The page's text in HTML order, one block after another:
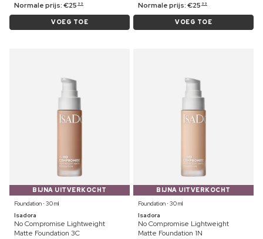
Normale prijs:€25 99
VOEG TOE
Normale prijs:€25 99
VOEG TOE
BIJNA UITVERKOCHT
Foundation ⋅ 30 ml
Isadora
No Compromise Lightweight
Matte Foundation 3C
BIJNA UITVERKOCHT
Foundation ⋅ 30 ml
Isadora
No Compromise Lightweight
Matte Foundation 1N